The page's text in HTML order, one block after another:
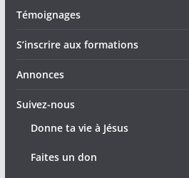
Témoignages
S’inscrire aux formations
Annonces
Suivez-nous
Donne ta vie à Jésus
Faites un don